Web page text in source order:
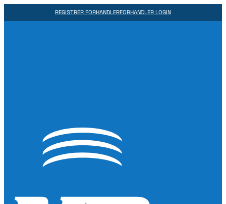
REGISTRER FORHANDLERFORHANDLER LOGIN